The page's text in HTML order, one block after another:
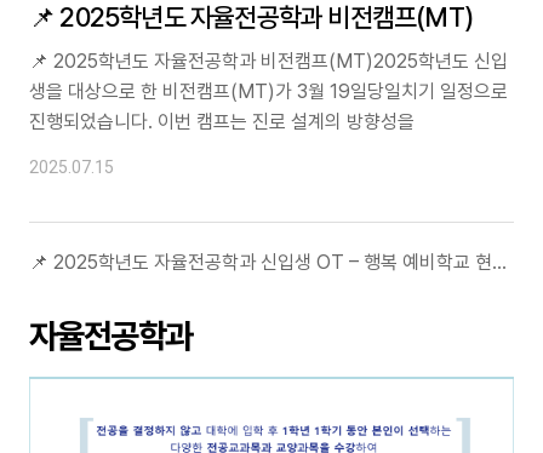
📌 2025학년도 자율전공학과 비전캠프(MT)
📌 2025학년도 자율전공학과 비전캠프(MT)2025학년도 신입
생을 대상으로 한 비전캠프(MT)가 3월 19일당일치기 일정으로
진행되었습니다. 이번 캠프는 진로 설계의 방향성을
2025.07.15
📌 2025학년도 자율전공학과 신입생 OT – 행복 예비학교 현장 스케치
자율전공학과